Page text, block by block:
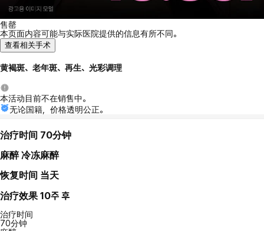
售罄
本页面内容可能与实际医院提供的信息有所不同。
查看相关手术
黄褐斑、老年斑、再生、光彩调理
本活动目前不在销售中。
无论国籍，价格透明公正。
治疗时间 70分钟
麻醉 冷冻麻醉
恢复时间 当天
治疗效果 10주 후
治疗时间
70分钟